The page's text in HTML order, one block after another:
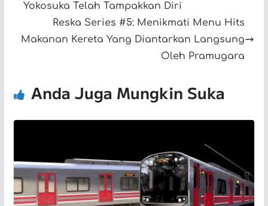
Yokosuka Telah Tampakkan Diri
Reska Series #5: Menikmati Menu Hits
Makanan Kereta Yang Diantarkan Langsung
Oleh Pramugara
Anda Juga Mungkin Suka